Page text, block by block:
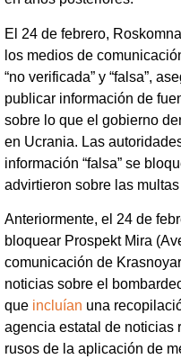
El 24 de febrero,
los medios de
“no verificada” y “falsa”,
publicar información de
sobre lo que el gobierno
en Ucrania. Las
información “falsa” se
advirtieron sobre las
Anteriormente, el 24 de
bloquear Prospekt Mira
comunicación de
noticias sobre el
que incluían una
agencia estatal de noticias
rusos de la aplicación de